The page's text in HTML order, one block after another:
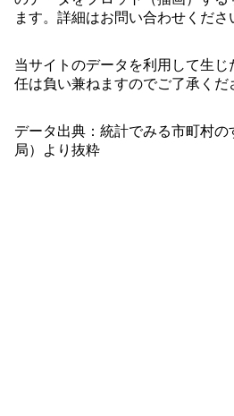
ます。詳細はお問い合わせくださ
当サイトのデータを利用して生
任は負い兼ねますのでご了承くだ
データ出典：統計でみる市町村の
局）より抜粋